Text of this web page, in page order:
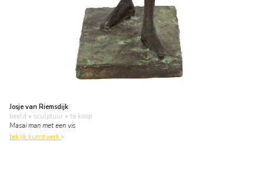
Josje van Riemsdijk
beeld • sculptuur • te koop
Masai man met een vis
bekijk kunstwerk